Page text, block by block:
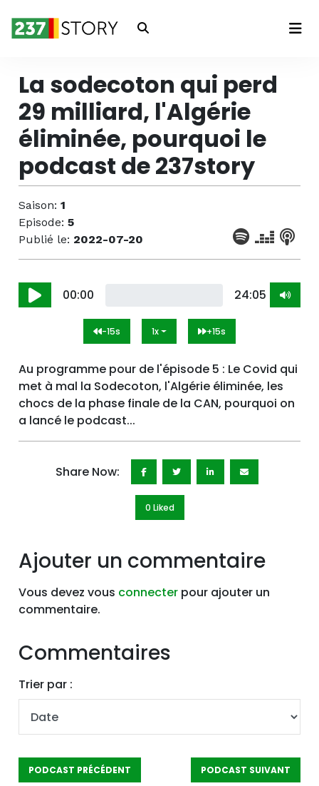
Connexion
La sodecoton qui perd
29 milliard, l'Algérie
éliminée, pourquoi le
podcast de 237story
Saison:1
Episode:5
Publié le: 2022-07-20
00:00 24:05
-15s 1x +15s
Au programme pour de l'épisode 5 : Le Covid qui
met à mal la Sodecoton, l'Algérie éliminée, les
chocs de la phase finale de la CAN, pourquoi on
a lancé le podcast...
Share Now:
0 Liked
Ajouter un commentaire
Vous devez vous connecter pour ajouter un
commentaire.
Commentaires
Trier par :
PODCAST PRÉCÉDENT PODCAST SUIVANT